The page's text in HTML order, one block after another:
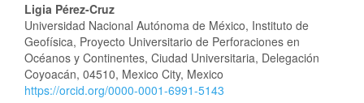
Ligia Pérez-Cruz
Universidad Nacional Autónoma de México, Instituto de
Geofísica, Proyecto Universitario de Perforaciones en
Océanos y Continentes, Ciudad Universitaria, Delegación
Coyoacán, 04510, Mexico City, Mexico
https://orcid.org/0000-0001-6991-5143